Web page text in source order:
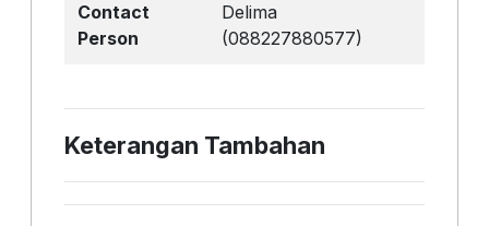
Contact
Person
Delima
(088227880577)
Keterangan Tambahan